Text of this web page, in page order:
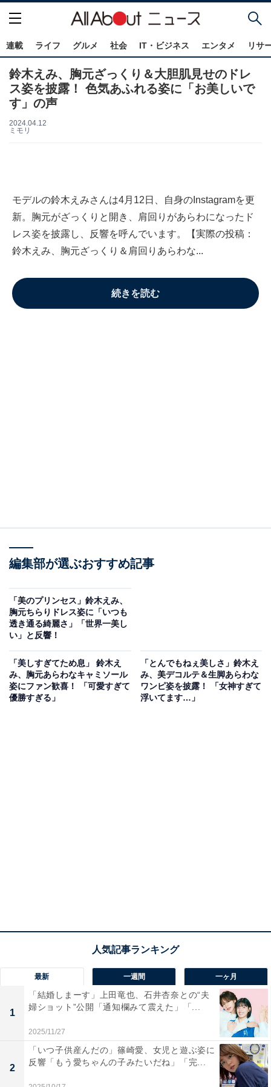
連載 ライフ グルメ 社会 IT・ビジネス エンタメ リサ
鈴木えみ、胸元ざっくり＆大胆肌見せのドレ
ス姿を披露！ 色気あふれる姿に「お美しいで
す」の声
2024.04.12
ミモリ
モデルの鈴木えみさんは4月12日、自身のInstagramを更
新。胸元がざっくりと開き、肩回りがあらわになったド
レス姿を披露し、反響を呼んでいます。【実際の投稿：
鈴木えみ、胸元ざっくり＆肩回りあらわな...
続きを読む
編集部が選ぶおすすめ記事
「美のプリンセス」鈴木えみ、
胸元ちらりドレス姿に「いつも
透き通る綺麗さ」「世界一美し
い」と反響！
「美しすぎてため息」 鈴木え
み、胸元あらわなキャミソール
姿にファン歓喜！ 「可愛すぎて
優勝すぎる」
「とんでもねぇ美しさ」鈴木え
み、美デコルテ＆生脚あらわな
ワンピ姿を披露！ 「女神すぎて
浮いてます…」
最新 一週間 一ヶ月
1
「結婚しまーす」上田竜也、石井杏奈との“夫
婦ショット”公開「通知欄みて震えた」「...
2025/11/27
2
「いつ子供産んだの」篠崎愛、女児と遊ぶ姿に
反響「もう愛ちゃんの子みたいだね」「完...